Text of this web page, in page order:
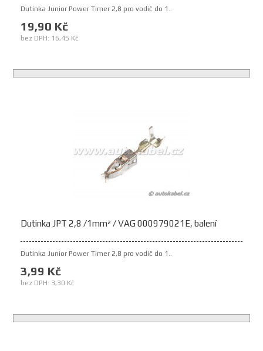
Dutinka Junior Power Timer 2,8 pro vodič do 1..
19,90 Kč
bez DPH: 16,45 Kč
Dutinka JPT 2,8 /1mm² / VAG 000979021E, balení
Dutinka Junior Power Timer 2,8 pro vodič do 1..
3,99 Kč
bez DPH: 3,30 Kč